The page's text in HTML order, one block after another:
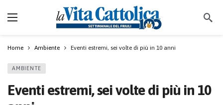
Home Ambiente Eventi estremi, sei volte di più in 10 anni
AMBIENTE
Eventi estremi, sei volte di più in 10